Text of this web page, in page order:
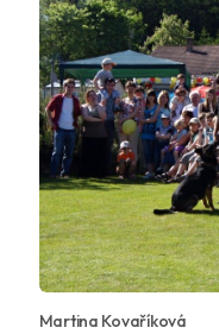
Martina Kovaříková